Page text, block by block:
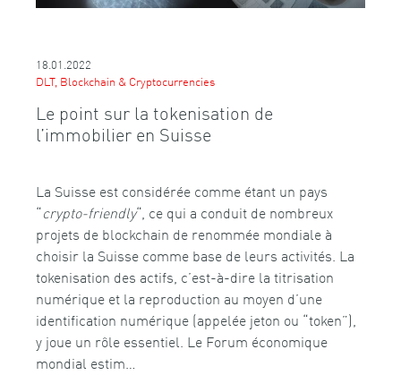
18.01.2022
DLT, Blockchain & Cryptocurrencies
Le point sur la tokenisation de
l’immobilier en Suisse
La Suisse est considérée comme étant un pays
“crypto-friendly“, ce qui a conduit de nombreux
projets de blockchain de renommée mondiale à
choisir la Suisse comme base de leurs activités. La
tokenisation des actifs, c’est-à-dire la titrisation
numérique et la reproduction au moyen d’une
identification numérique (appelée jeton ou “token”),
y joue un rôle essentiel. Le Forum économique
mondial estim…